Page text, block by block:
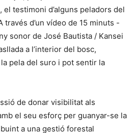
el testimoni d’alguns peladors del
través d’un vídeo de 15 minuts -
sonor de José Bautista / Kansei
a l’interior del bosc,
pela del suro i pot sentir la
de donar visibilitat als
el seu esforç per guanyar-se la
a una gestió forestal